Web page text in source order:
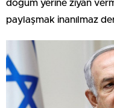
doğum yerine ziyan
paylaşmak inanılmaz